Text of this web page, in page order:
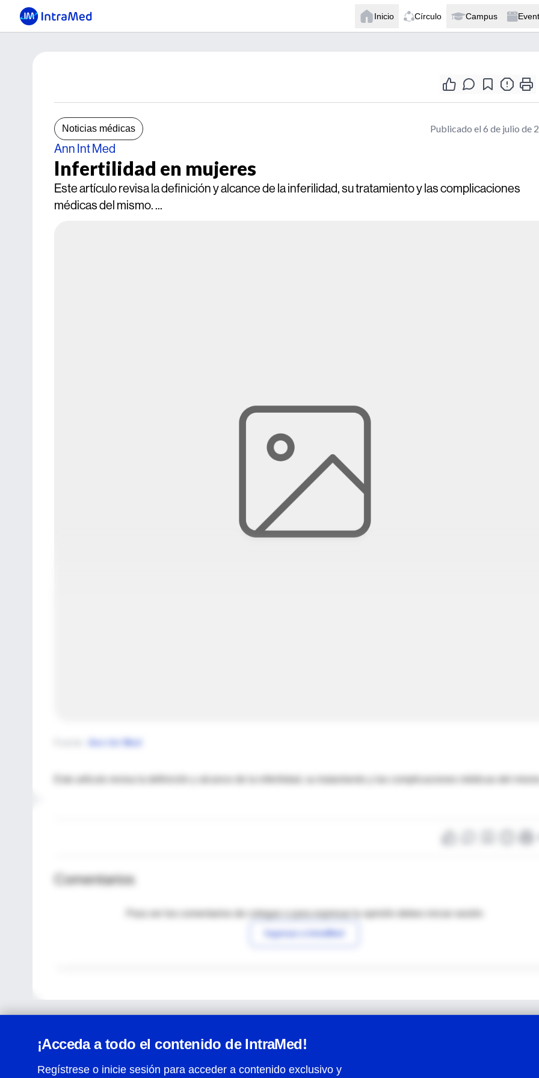
Inicio Círculo Campus
Noticias médicas Publicado el 6 de julio de
Ann Int Med
Infertilidad en mujeres
Este artículo revisa la definición y alcance de la inferilidad, su tratamiento y las complicaciones
médicas del mismo. ...
Ann Int Med
Comentarios
Para ver los comentarios de colegas o para expresar tu opinión debes iniciar sesión
Ingresar a IntraMed
¡Acceda a todo el contenido de IntraMed!
Regístrese o inicie sesión para acceder a contenido exclusivo y